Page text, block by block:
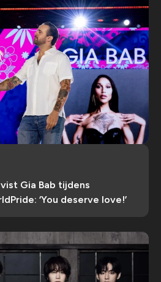
Gia Bab tijdens
‘You deserve love!’